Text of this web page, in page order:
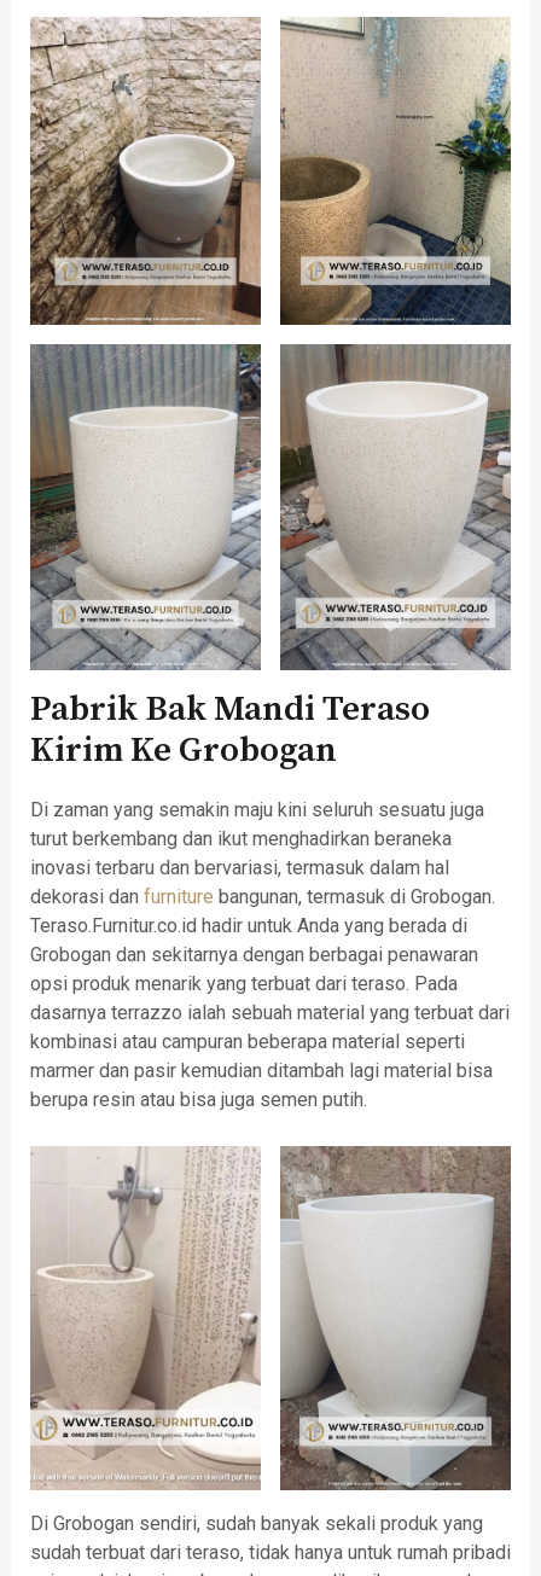
Pabrik Bak Mandi Teraso
Kirim Ke Grobogan
Di zaman yang semakin maju kini seluruh sesuatu juga
turut berkembang dan ikut menghadirkan beraneka
inovasi terbaru dan bervariasi, termasuk dalam hal
dekorasi dan furniture bangunan, termasuk di Grobogan.
Teraso.Furnitur.co.id hadir untuk Anda yang berada di
Grobogan dan sekitarnya dengan berbagai penawaran
opsi produk menarik yang terbuat dari teraso. Pada
dasarnya terrazzo ialah sebuah material yang terbuat dari
kombinasi atau campuran beberapa material seperti
marmer dan pasir kemudian ditambah lagi material bisa
berupa resin atau bisa juga semen putih.
Di Grobogan sendiri, sudah banyak sekali produk yang
sudah terbuat dari teraso, tidak hanya untuk rumah pribadi